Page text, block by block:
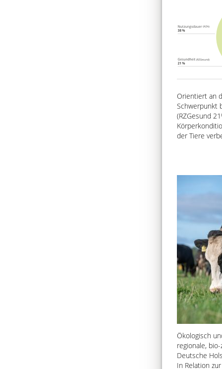
Orientiert an
Schwerpunkt
(RZGesund
der Tiere
Ökologisch
regionale,
Deutsche
In Relation